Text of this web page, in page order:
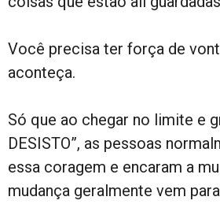
Você precisa ter força de
aconteça.
Só que ao chegar no limite e
DESISTO”, as pessoas
essa coragem e encaram a
mudança geralmente vem